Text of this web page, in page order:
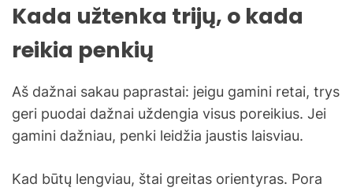
Kada užtenka trijų, o kada
reikia penkių
Aš dažnai sakau paprastai: jeigu gamini retai, trys
geri puodai dažnai uždengia visus poreikius. Jei
gamini dažniau, penki leidžia jaustis laisviau.
Kad būtų lengviau, štai greitas orientyras. Pora